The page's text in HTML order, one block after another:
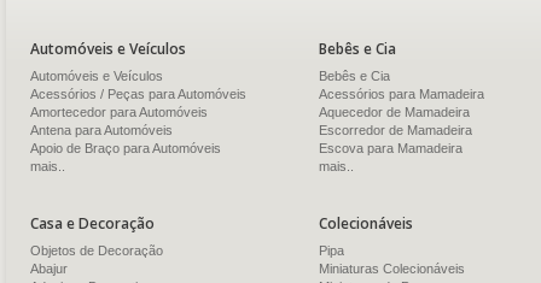
Automóveis e Veículos
Automóveis e Veículos
Acessórios / Peças para Automóveis
Amortecedor para Automóveis
Antena para Automóveis
Apoio de Braço para Automóveis
mais..
Bebês e Cia
Bebês e Cia
Acessórios para Mamadeira
Aquecedor de Mamadeira
Escorredor de Mamadeira
Escova para Mamadeira
mais..
Casa e Decoração
Objetos de Decoração
Abajur
Colecionáveis
Pipa
Miniaturas Colecionáveis